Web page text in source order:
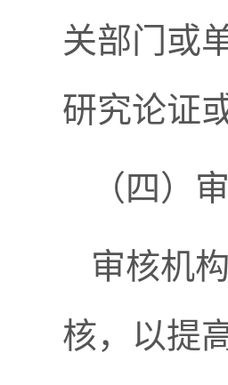
关部门或
研究论证
（四）
审核机
核，以提